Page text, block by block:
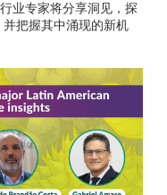
业专家将分享洞见，探
把握其中涌现的新机